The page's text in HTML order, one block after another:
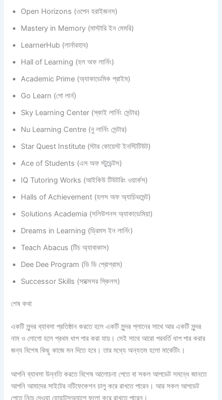
Open Horizons (ওপেন হরাইজনস)
Mastery in Memory (মাস্টারি ইন মেমরি)
LearnerHub (লার্নারহাব)
Hall of Learning (হল অফ লার্নিং)
Academic Prime (অ্যাকাডেমিক প্রাইম)
Go Learn (গো লার্ন)
Sky Learning Center (স্কাই লার্নিং সেন্টার)
Nu Learning Centre (নু লার্নিং সেন্টার)
Star Quest Institute (স্টার কোয়েস্ট ইনস্টিটিউট)
Ace of Students (এস অফ স্টুডেন্টস)
IQ Tutoring Works (আইকিউ টিউটরিং ওয়ার্কস)
Halls of Achievement (হলস অফ অ্যাচিভমেন্ট)
Solutions Academia (সলিউশনস অ্যাকাডেমিয়া)
Dreams in Learning (ড্রিমস ইন লার্নিং)
Teach Abacus (টিচ অ্যাবাকাস)
Dee Dee Program (ডি ডি প্রোগ্রাম)
Successor Skills (সাক্সেসর স্কিলস)
শেষ কথা
একটি সুন্দর ব্যাবসা প্রতিষ্ঠান করতে হলে একটি সুন্দর প্লানের সাথে আর একটি সুন্দর
নাম ও লোগো হলে প্রথম ধাপ পার করা যায়। সেই সাথে আরো পরবর্তি ধাপ পার করার
জন্য বিশেষ কিছু কাজে মন দিতে হবে। তার মধ্যে অন্যতম হলো মার্কেটিং।
আপনি ব্যাবসা উন্নতি করতে বিশেষ আলোচনা পেতে বা সকল আপডেট সমন্ধে জানতে
আপনি আমাদের সাইটের নটিফেকেশন চালু করে রাখতে পারেন। আর সকল আপডেট
পেতে নিচে দেওয়া হোয়াটসঅ্যাপে ফলো করে রাখতে পারেন।